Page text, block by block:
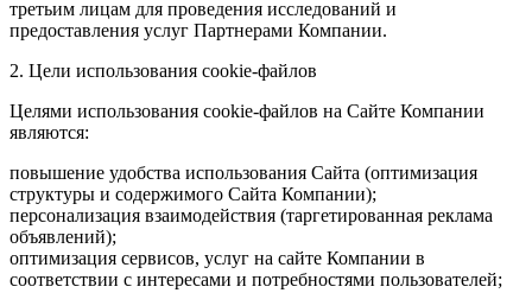
третьим лицам для проведения исследований и
предоставления услуг Партнерами Компании.
2. Цели использования cookie-файлов
Целями использования cookie-файлов на Сайте Компании
являются:
повышение удобства использования Сайта (оптимизация
структуры и содержимого Сайта Компании);
персонализация взаимодействия (таргетированная реклама
объявлений);
оптимизация сервисов, услуг на сайте Компании в
соответствии с интересами и потребностями пользователей;